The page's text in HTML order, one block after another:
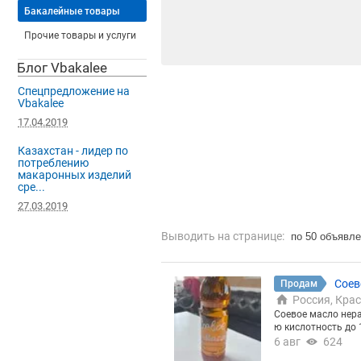
Бакалейные товары
Прочие товары и услуги
Блог Vbakalee
Спецпредложение на
Vbakalee
17.04.2019
Казахстан - лидер по
потреблению
макаронных изделий
сре...
27.03.2019
Выводить на странице: по 50
Продам
Россия,
Соевое масло
ю кислотность до
6 авг 624